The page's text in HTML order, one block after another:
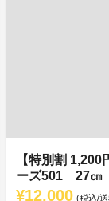
【特別割
ーズ501 27㎝
¥12,000 (税込/